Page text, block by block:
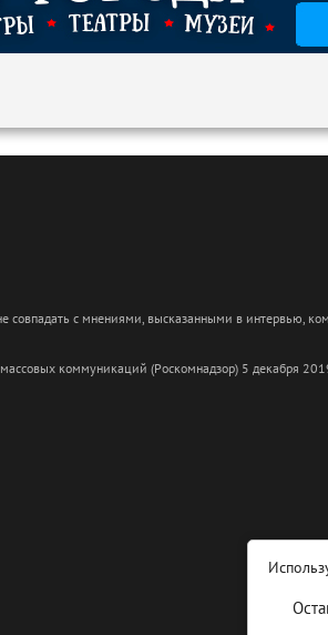
с мнениями, высказанными в интервью,
коммуникаций (Роскомнадзор) 5 декабря